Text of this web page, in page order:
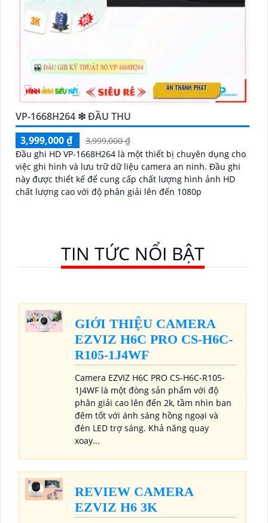
VP-1668H264 ❇ ĐẦU THU
3,999,000 ₫
3,999,000 ₫
Đầu ghi HD VP-1668H264 là một thiết bị chuyên dụng cho
việc ghi hình và lưu trữ dữ liệu camera an ninh. Đầu ghi
này được thiết kế để cung cấp chất lượng hình ảnh HD
chất lượng cao với độ phân giải lên đến 1080p
TIN TỨC NỔI BẬT
GIỚI THIỆU CAMERA
EZVIZ H6C PRO CS-H6C-
R105-1J4WF
Camera EZVIZ H6C PRO CS-H6C-R105-
1J4WF là một đòng sản phẩm với độ
phân giải cao lên đến 2k, tầm nhìn ban
đêm tốt với ánh sáng hồng ngoại và
đèn LED trợ sáng. Khả năng quay
xoay...
REVIEW CAMERA
EZVIZ H6 3K